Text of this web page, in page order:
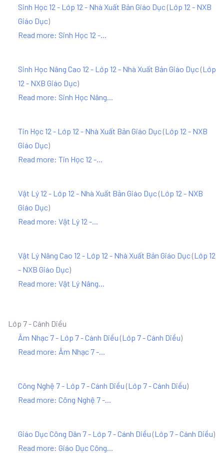
Sinh Học 12 - Lớp 12 - Nhà Xuất Bản Giáo Dục(Lớp 12 - NXB
Giáo Dục)
Read more: Sinh Học 12 -...
Sinh Học Nâng Cao 12 - Lớp 12 - Nhà Xuất Bản Giáo Dục(Lớp
12 - NXB Giáo Dục)
Read more: Sinh Học Nâng...
Tin Học 12 - Lớp 12 - Nhà Xuất Bản Giáo Dục(Lớp 12 - NXB
Giáo Dục)
Read more: Tin Học 12 -...
Vật Lý 12 - Lớp 12 - Nhà Xuất Bản Giáo Dục(Lớp 12 - NXB
Giáo Dục)
Read more: Vật Lý 12 -...
Vật Lý Nâng Cao 12 - Lớp 12 - Nhà Xuất Bản Giáo Dục(Lớp 12
- NXB Giáo Dục)
Read more: Vật Lý Nâng...
Lớp 7 - Cánh Diều
Âm Nhạc 7 - Lớp 7 - Cánh Diều (Lớp 7 - Cánh Diều)
Read more: Âm Nhạc 7 -...
Công Nghệ 7 - Lớp 7 - Cánh Diều (Lớp 7 - Cánh Diều)
Read more: Công Nghệ 7 -...
Giáo Dục Công Dân 7 - Lớp 7 - Cánh Diều (Lớp 7 - Cánh Diều)
Read more: Giáo Dục Công...